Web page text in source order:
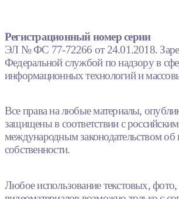
Регистрационный номер серии
ЭЛ № ФС 77-72266 от 24.01.2018.
Федеральной службой по надзору в
информационных технологий и
Все права на любые материалы,
защищены в соответствии с
международным законодательством об
собственности.
Любое использование текстовых, фото,